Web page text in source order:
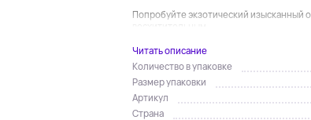
Попробуйте экзотический изысканный
Читать описание
Количество в упаковке
Размер упаковки
Артикул
Страна